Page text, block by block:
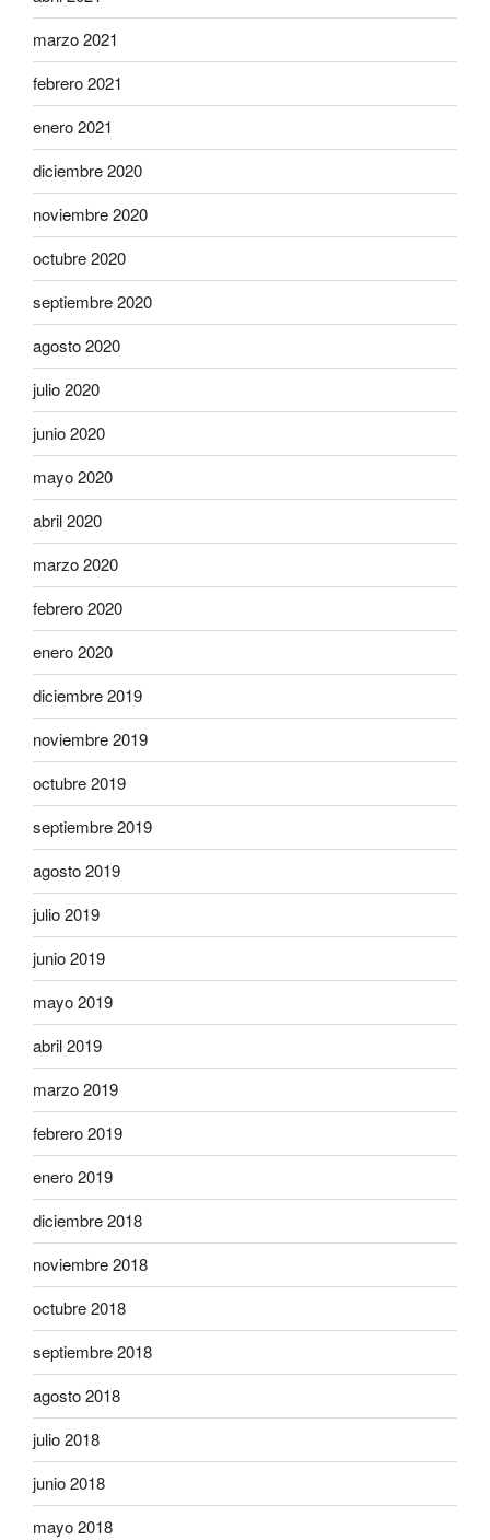
marzo 2021
febrero 2021
enero 2021
diciembre 2020
noviembre 2020
octubre 2020
septiembre 2020
agosto 2020
julio 2020
junio 2020
mayo 2020
abril 2020
marzo 2020
febrero 2020
enero 2020
diciembre 2019
noviembre 2019
octubre 2019
septiembre 2019
agosto 2019
julio 2019
junio 2019
mayo 2019
abril 2019
marzo 2019
febrero 2019
enero 2019
diciembre 2018
noviembre 2018
octubre 2018
septiembre 2018
agosto 2018
julio 2018
junio 2018
mayo 2018